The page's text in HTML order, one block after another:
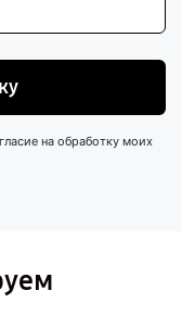
на обработку моих